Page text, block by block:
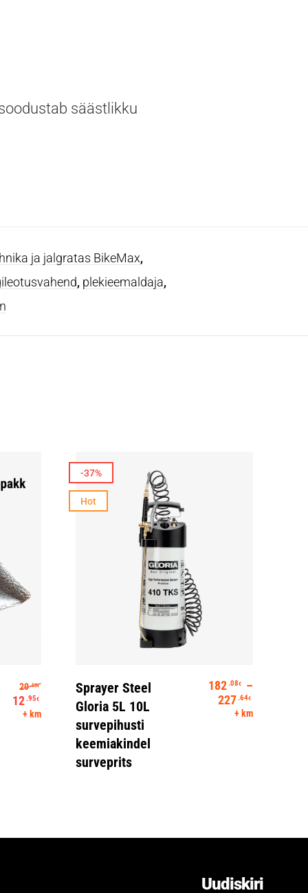
säästlikku
ja jalgratas BikeMax,
, plekieemaldaja,
20.55€ Algne hind oli: 20.55€.
12.95€
Praegune hind on: 12.95€.
+ km
-37%
Hot
Sprayer Steel
Gloria 5L 10L
survepihusti
keemiakindel
surveprits
182.08€
–
227.64€
+ km
Uudiskiri